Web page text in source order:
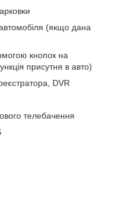
(якщо дана
кнопок на
присутня в авто)
DVR
телебачення